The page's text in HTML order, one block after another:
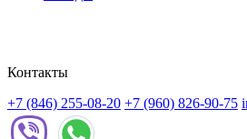
Контакты
+7 (846) 255-08-20 +7 (960) 826-90-75